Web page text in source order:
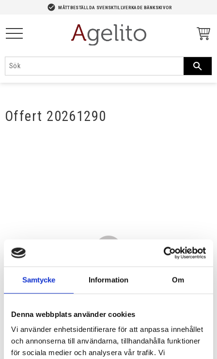
Samtycke Information Om
Denna webbplats använder cookies
Vi använder enhetsidentifierare för att anpassa innehållet
och annonserna till användarna, tillhandahålla funktioner
för sociala medier och analysera vår trafik. Vi
check_circle MÅTTBESTÄLLDA SVENSKTILLVERKADE BÄNKSKIVOR
Offert 20261290